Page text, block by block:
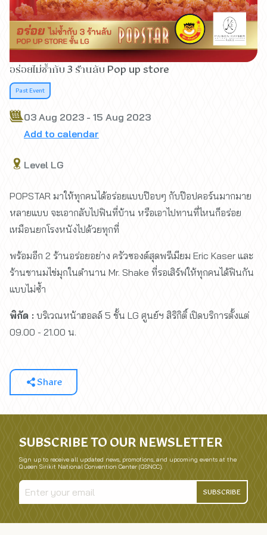
อร่อยไม่ซ้ำกับ 3 ร้านลับ Pop up store
Past Event
03 Aug 2023 - 15 Aug 2023
Add to calendar
Level LG
POPSTAR มาให้ทุกคนได้อร่อยแบบป๊อบๆ กับป๊อปคอร์นมากมาย
หลายแบบ จะเอากลับไปฟินที่บ้าน หรือเอาไปทานที่ไหนก็อร่อย
เหมือนยกโรงหนังไปด้วยทุกที่
พร้อมอีก 2 ร้านอร่อยอย่าง ครัวซองต์สุดพรีเมียม Eric Kaser และ
ร้านชานมไข่มุกในตำนาน Mr. Shake ที่รอเสิร์ฟให้ทุกคนได้ฟินกัน
แบบไม่ซ้ำ
พิกัด : บริเวณหน้าฮอลล์ 5 ชั้น LG ศูนย์ฯ สิริกิติ์ เปิดบริการตั้งแต่
09.00 - 21.00 น.
Share
SUBSCRIBE TO OUR NEWSLETTER
Sign up to receive all updated news, promotions, and upcoming events at the
Queen Sirikit National Convention Center (QSNCC).
SUBSCRIBE